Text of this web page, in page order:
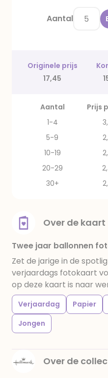
Aantal
Originele prijs
17,45
Aantal Prijs
1-4
5-9
10-19
20-29
30+
Over de kaart
Twee jaar ballonnen
Zet de jarige in de
verjaardags fotokaart
op deze kaart is naar
Verjaardag Papier
Jongen
Over de